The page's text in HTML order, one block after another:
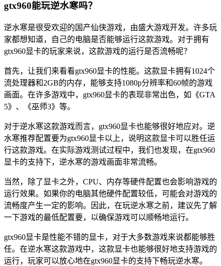
gtx960能玩逆水寒吗？
逆水寒是很受欢迎的国产仙侠游戏，由盛大游戏开发。许多玩
家都想知道，自己的电脑是否能够运行这款游戏。对于拥有
gtx960显卡的玩家来说，这款游戏的运行是否流畅呢？
首先，让我们来看看gtx960显卡的性能。这款显卡拥有1024个
流处理器和2GB的内存，能够支持1080p分辨率和60帧的游戏
画面。在许多游戏中，gtx960显卡的表现非常出色，如《GTA
5》、《巫师3》等。
对于逆水寒这款游戏而言，gtx960显卡也能够很好地应对。逆
水寒推荐配置要为gtx960显卡以上，说明这款显卡可以胜任运
行这款游戏。在实际游戏测试过程中，我们也发现，在gtx960
显卡的支持下，逆水寒的游戏画面非常流畅。
当然，除了显卡之外，CPU、内存等硬件配置也会影响游戏的
运行效果。如果你的电脑其他硬件配置较低，可能会对游戏的
流畅度产生一定的影响。因此，在玩逆水寒之前，建议先了解
一下游戏的最低配置要，以确保游戏可以顺畅地运行。
gtx960显卡是性能不错的显卡，对于大多数游戏来说都能够胜
任。在逆水寒这款游戏中，这款显卡也能够很好地支持游戏的
运行，玩家可以放心地在gtx960显卡的支持下畅玩逆水寒。